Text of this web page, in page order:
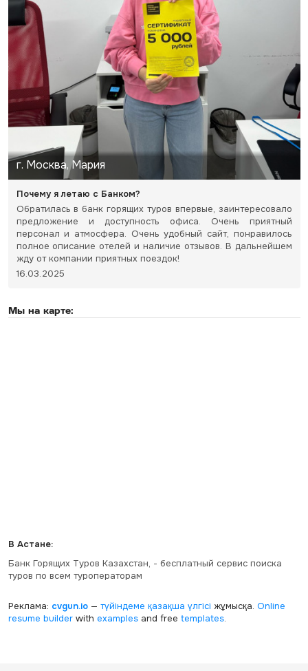
г. Москва, Мария
Почему я летаю с Банком?
Обратилась в банк горящих туров впервые, заинтересовало
предложение и доступность офиса. Очень приятный
персонал и атмосфера. Очень удобный сайт, понравилось
полное описание отелей и наличие отзывов. В дальнейшем
жду от компании приятных поездок!
16.03.2025
Мы на карте:
В Астане:
Банк Горящих Туров Казахстан, - бесплатный сервис поиска
туров по всем туроператорам
Реклама: cvgun.io— түйіндеме қазақша үлгісі жұмысқа. Online
resume builderwith examplesand free templates.